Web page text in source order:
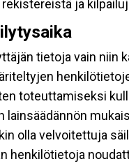
rekistereistä ja
tietoja vain niin
toteuttamiseksi
lainsäädännön
olla velvoitettuja
henkilötietoja